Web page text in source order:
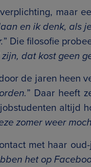
maar
en ik denk,
” Die filosofie
dat kost geen
de jaren heen
” Daar heeft
altijd
zomer weer
met haar
het op